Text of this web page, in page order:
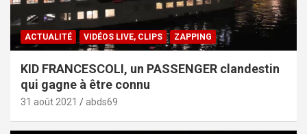
ACTUALITÉ VIDÉOS LIVE, CLIPS ZAPPING
KID FRANCESCOLI, un PASSENGER clandestin
qui gagne à être connu
31 août 2021 abds69